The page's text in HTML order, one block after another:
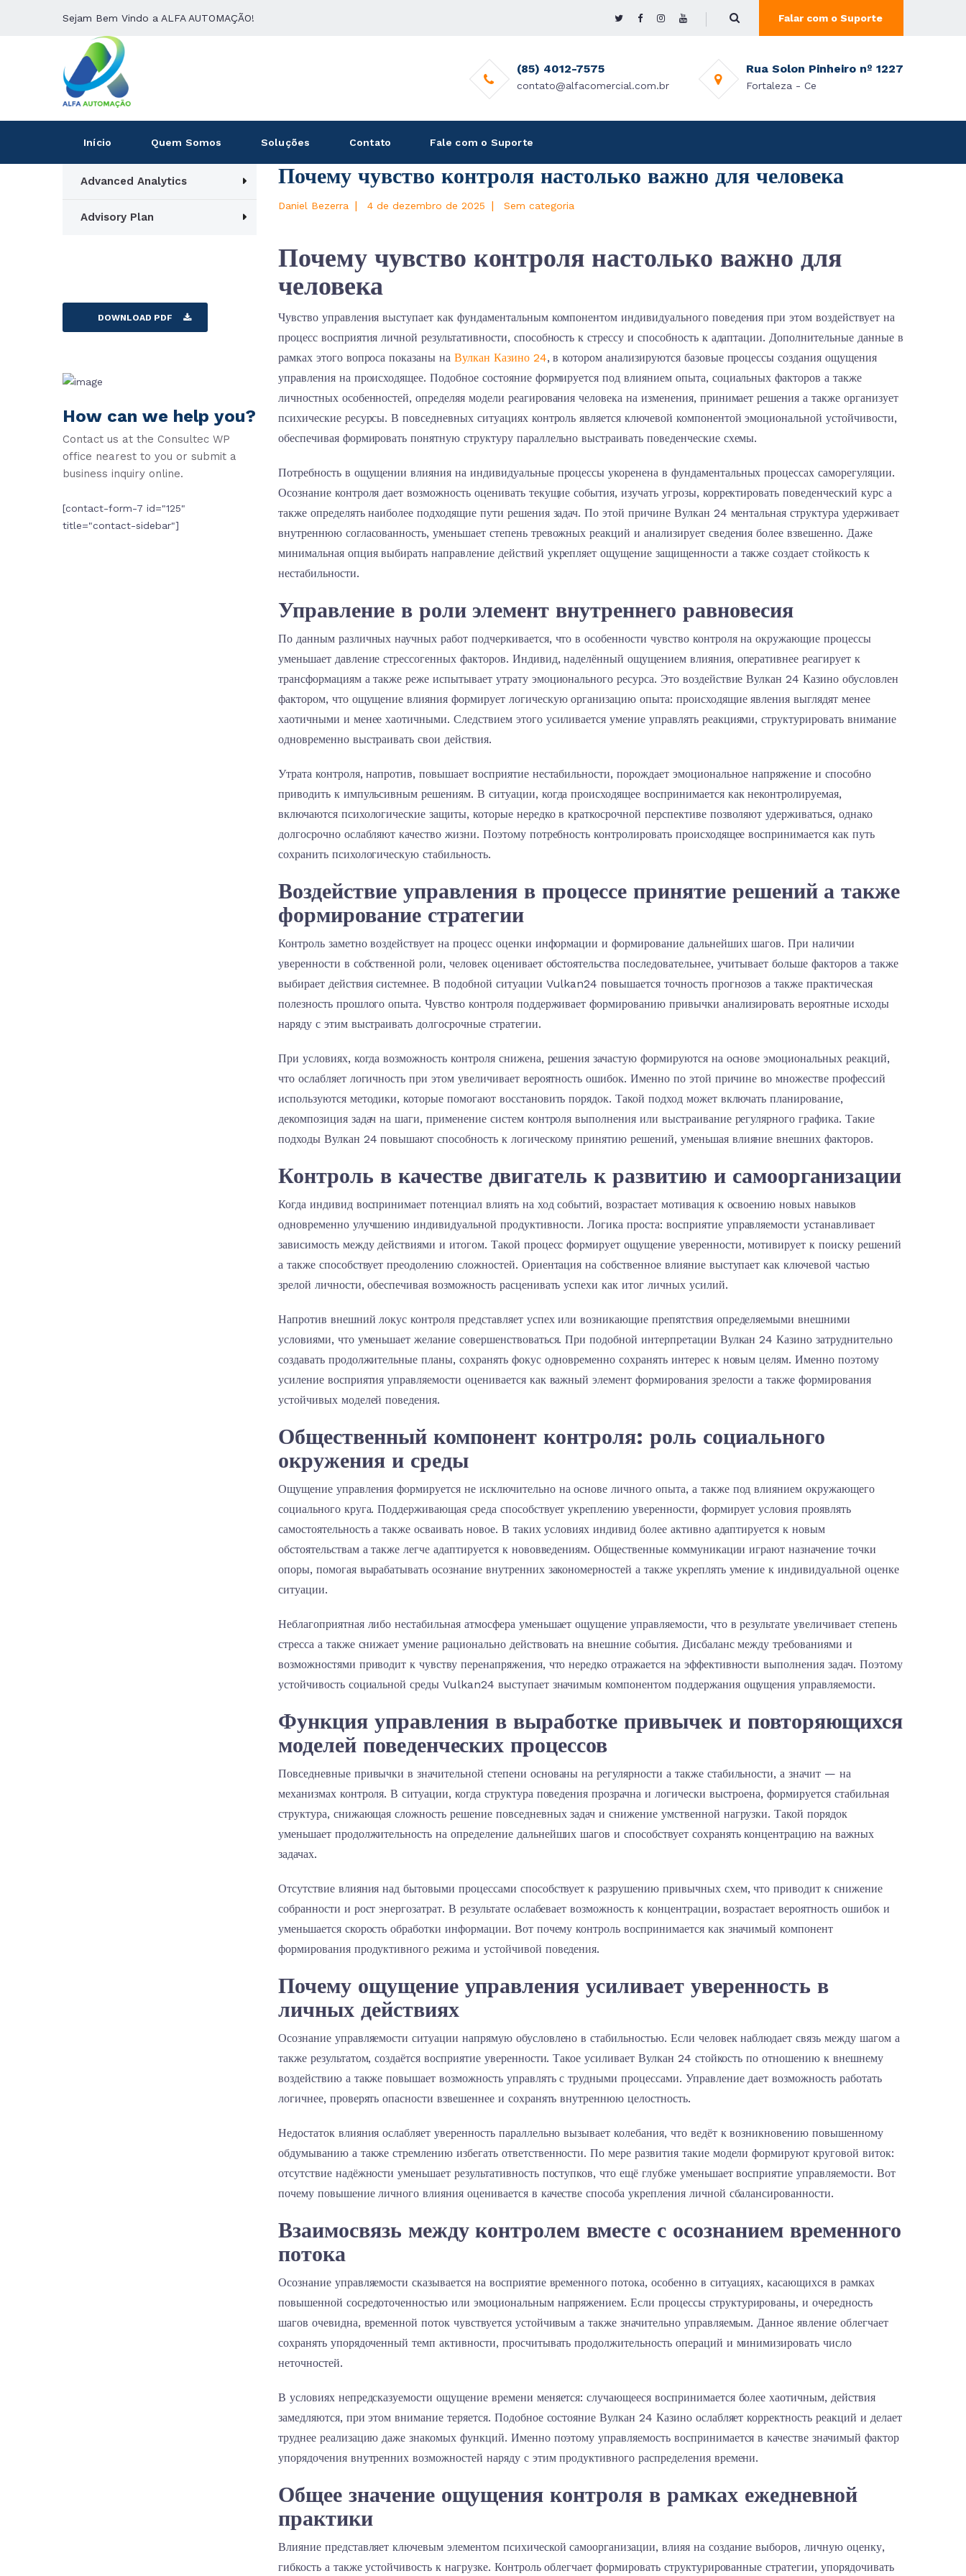
Sejam Bem Vindo a ALFA AUTOMAÇÃO! Falar com o Suporte
(85) 4012-7575
contato@alfacomercial.com.br
Rua Solon Pinheiro nº 1227
Fortaleza - Ce
Início Quem Somos Soluções Contato Fale com o Suporte
Почему чувство контроля настолько важно для человека
Daniel Bezerra | 4 de dezembro de 2025 | Sem categoria
Почему чувство контроля настолько важно для
человека
Чувство управления выступает как фундаментальным компонентом индивидуального поведения при этом воздействует на
процесс восприятия личной результативности, способность к стрессу и способность к адаптации. Дополнительные данные в
рамках этого вопроса показаны наВулкан Казино 24, в котором анализируются базовые процессы создания ощущения
управления на происходящее. Подобное состояние формируется под влиянием опыта, социальных факторов а также
личностных особенностей, определяя модели реагирования человека на изменения, принимает решения а также организует
психические ресурсы. В повседневных ситуациях контроль является ключевой компонентой эмоциональной устойчивости,
обеспечивая формировать понятную структуру параллельно выстраивать поведенческие схемы.
Потребность в ощущении влияния на индивидуальные процессы укоренена в фундаментальных процессах саморегуляции.
Осознание контроля дает возможность оценивать текущие события, изучать угрозы, корректировать поведенческий курс а
также определять наиболее подходящие пути решения задач. По этой причине Вулкан 24 ментальная структура удерживает
внутреннюю согласованность, уменьшает степень тревожных реакций и анализирует сведения более взвешенно. Даже
минимальная опция выбирать направление действий укрепляет ощущение защищенности а также создает стойкость к
нестабильности.
Управление в роли элемент внутреннего равновесия
По данным различных научных работ подчеркивается, что в особенности чувство контроля на окружающие процессы
уменьшает давление стрессогенных факторов. Индивид, наделённый ощущением влияния, оперативнее реагирует к
трансформациям а также реже испытывает утрату эмоционального ресурса. Это воздействие Вулкан 24 Казино обусловлен
фактором, что ощущение влияния формирует логическую организацию опыта: происходящие явления выглядят менее
хаотичными и менее хаотичными. Следствием этого усиливается умение управлять реакциями, структурировать внимание
одновременно выстраивать свои действия.
Утрата контроля, напротив, повышает восприятие нестабильности, порождает эмоциональное напряжение и способно
приводить к импульсивным решениям. В ситуации, когда происходящее воспринимается как неконтролируемая,
включаются психологические защиты, которые нередко в краткосрочной перспективе позволяют удерживаться, однако
долгосрочно ослабляют качество жизни. Поэтому потребность контролировать происходящее воспринимается как путь
сохранить психологическую стабильность.
Воздействие управления в процессе принятие решений а также
формирование стратегии
Контроль заметно воздействует на процесс оценки информации и формирование дальнейших шагов. При наличии
уверенности в собственной роли, человек оценивает обстоятельства последовательнее, учитывает больше факторов а также
выбирает действия системнее. В подобной ситуации Vulkan24 повышается точность прогнозов а также практическая
полезность прошлого опыта. Чувство контроля поддерживает формированию привычки анализировать вероятные исходы
наряду с этим выстраивать долгосрочные стратегии.
При условиях, когда возможность контроля снижена, решения зачастую формируются на основе эмоциональных реакций,
что ослабляет логичность при этом увеличивает вероятность ошибок. Именно по этой причине во множестве профессий
используются методики, которые помогают восстановить порядок. Такой подход может включать планирование,
декомпозиция задач на шаги, применение систем контроля выполнения или выстраивание регулярного графика. Такие
подходы Вулкан 24 повышают способность к логическому принятию решений, уменьшая влияние внешних факторов.
Контроль в качестве двигатель к развитию и самоорганизации
Когда индивид воспринимает потенциал влиять на ход событий, возрастает мотивация к освоению новых навыков
одновременно улучшению индивидуальной продуктивности. Логика проста: восприятие управляемости устанавливает
зависимость между действиями и итогом. Такой процесс формирует ощущение уверенности, мотивирует к поиску решений
а также способствует преодолению сложностей. Ориентация на собственное влияние выступает как ключевой частью
зрелой личности, обеспечивая возможность расценивать успехи как итог личных усилий.
Напротив внешний локус контроля представляет успех или возникающие препятствия определяемыми внешними
условиями, что уменьшает желание совершенствоваться. При подобной интерпретации Вулкан 24 Казино затруднительно
создавать продолжительные планы, сохранять фокус одновременно сохранять интерес к новым целям. Именно поэтому
усиление восприятия управляемости оценивается как важный элемент формирования зрелости а также формирования
устойчивых моделей поведения.
Общественный компонент контроля: роль социального
окружения и среды
Ощущение управления формируется не исключительно на основе личного опыта, а также под влиянием окружающего
социального круга. Поддерживающая среда способствует укреплению уверенности, формирует условия проявлять
самостоятельность а также осваивать новое. В таких условиях индивид более активно адаптируется к новым
обстоятельствам а также легче адаптируется к нововведениям. Общественные коммуникации играют назначение точки
опоры, помогая вырабатывать осознание внутренних закономерностей а также укреплять умение к индивидуальной оценке
ситуации.
Неблагоприятная либо нестабильная атмосфера уменьшает ощущение управляемости, что в результате увеличивает степень
стресса а также снижает умение рационально действовать на внешние события. Дисбаланс между требованиями и
возможностями приводит к чувству перенапряжения, что нередко отражается на эффективности выполнения задач. Поэтому
устойчивость социальной среды Vulkan24 выступает значимым компонентом поддержания ощущения управляемости.
Функция управления в выработке привычек и повторяющихся
моделей поведенческих процессов
Повседневные привычки в значительной степени основаны на регулярности а также стабильности, а значит — на
механизмах контроля. В ситуации, когда структура поведения прозрачна и логически выстроена, формируется стабильная
структура, снижающая сложность решение повседневных задач и снижение умственной нагрузки. Такой порядок
уменьшает продолжительность на определение дальнейших шагов и способствует сохранять концентрацию на важных
задачах.
Отсутствие влияния над бытовыми процессами способствует к разрушению привычных схем, что приводит к снижение
собранности и рост энергозатрат. В результате ослабевает возможность к концентрации, возрастает вероятность ошибок и
уменьшается скорость обработки информации. Вот почему контроль воспринимается как значимый компонент
формирования продуктивного режима и устойчивой поведения.
Почему ощущение управления усиливает уверенность в
личных действиях
Осознание управляемости ситуации напрямую обусловлено в стабильностью. Если человек наблюдает связь между шагом а
также результатом, создаётся восприятие уверенности. Такое усиливает Вулкан 24 стойкость по отношению к внешнему
воздействию а также повышает возможность управлять с трудными процессами. Управление дает возможность работать
логичнее, проверять опасности взвешеннее и сохранять внутреннюю целостность.
Недостаток влияния ослабляет уверенность параллельно вызывает колебания, что ведёт к возникновению повышенному
обдумыванию а также стремлению избегать ответственности. По мере развития такие модели формируют круговой виток:
отсутствие надёжности уменьшает результативность поступков, что ещё глубже уменьшает восприятие управляемости. Вот
почему повышение личного влияния оценивается в качестве способа укрепления личной сбалансированности.
Взаимосвязь между контролем вместе с осознанием временного
потока
Осознание управляемости сказывается на восприятие временного потока, особенно в ситуациях, касающихся в рамках
повышенной сосредоточенностью или эмоциональным напряжением. Если процессы структурированы, и очередность
шагов очевидна, временной поток чувствуется устойчивым а также значительно управляемым. Данное явление облегчает
сохранять упорядоченный темп активности, просчитывать продолжительность операций и минимизировать число
неточностей.
В условиях непредсказуемости ощущение времени меняется: случающееся воспринимается более хаотичным, действия
замедляются, при этом внимание теряется. Подобное состояние Вулкан 24 Казино ослабляет корректность реакций и делает
труднее реализацию даже знакомых функций. Именно поэтому управляемость воспринимается в качестве значимый фактор
упорядочения внутренних возможностей наряду с этим продуктивного распределения времени.
Общее значение ощущения контроля в рамках ежедневной
практики
Влияние представляет ключевым элементом психической самоорганизации, влияя на создание выборов, личную оценку,
гибкость а также устойчивость к нагрузке. Контроль облегчает формировать структурированные стратегии, упорядочивать
Advanced Analytics
Advisory Plan
DOWNLOAD PDF
How can we help you?
Contact us at the Consultec WP
office nearest to you or submit a
business inquiry online.
[contact-form-7 id="125"
title="contact-sidebar"]